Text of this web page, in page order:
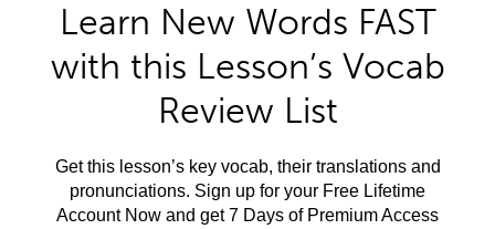
Learn New Words FAST
with this Lesson’s Vocab
Review List
Get this lesson’s key vocab, their translations and
pronunciations. Sign up for your Free Lifetime
Account Now and get 7 Days of Premium Access